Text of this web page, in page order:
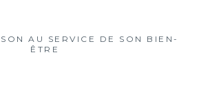
AU SERVICE DE SON BIEN-
ÊTRE